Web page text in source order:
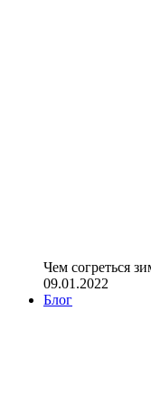
Чем согреться
09.01.2022
Блог